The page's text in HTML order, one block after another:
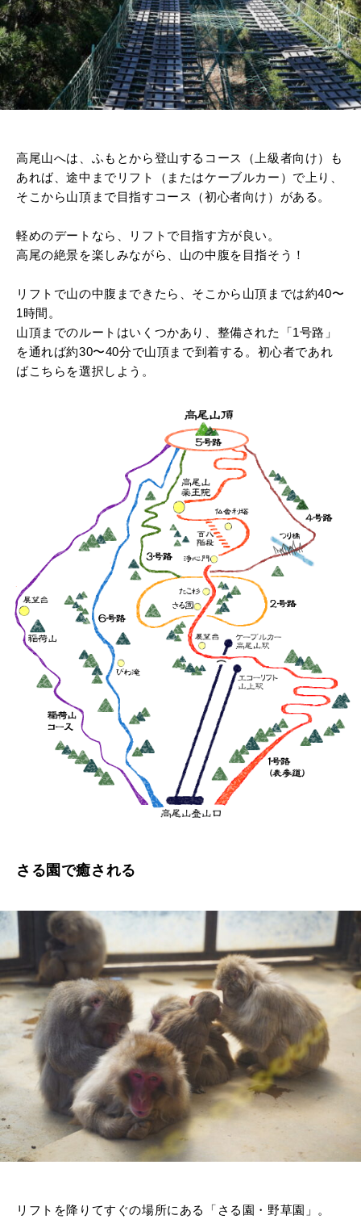
高尾山へは、ふもとから登山するコース（上級者向け）も
あれば、途中までリフト（またはケーブルカー）で上り、
そこから山頂まで目指すコース（初心者向け）がある。
軽めのデートなら、リフトで目指す方が良い。
高尾の絶景を楽しみながら、山の中腹を目指そう！
リフトで山の中腹まできたら、そこから山頂までは約40〜
1時間。
山頂までのルートはいくつかあり、整備された「1号路」
を通れば約30〜40分で山頂まで到着する。初心者であれ
ばこちらを選択しよう。
さる園で癒される
リフトを降りてすぐの場所にある「さる園・野草園」。